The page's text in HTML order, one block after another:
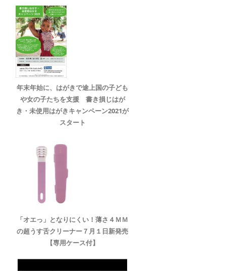
年末年始に、はがきで途上国の子ども
や女の子たちを支援 書き損じはが
き・未使用はがきキャンペーン2021が
スタート
「オエっ」となりにくい！薄さ４ＭＭ
の超うす舌クリーナー７月１日新発売
【専用ケース付】